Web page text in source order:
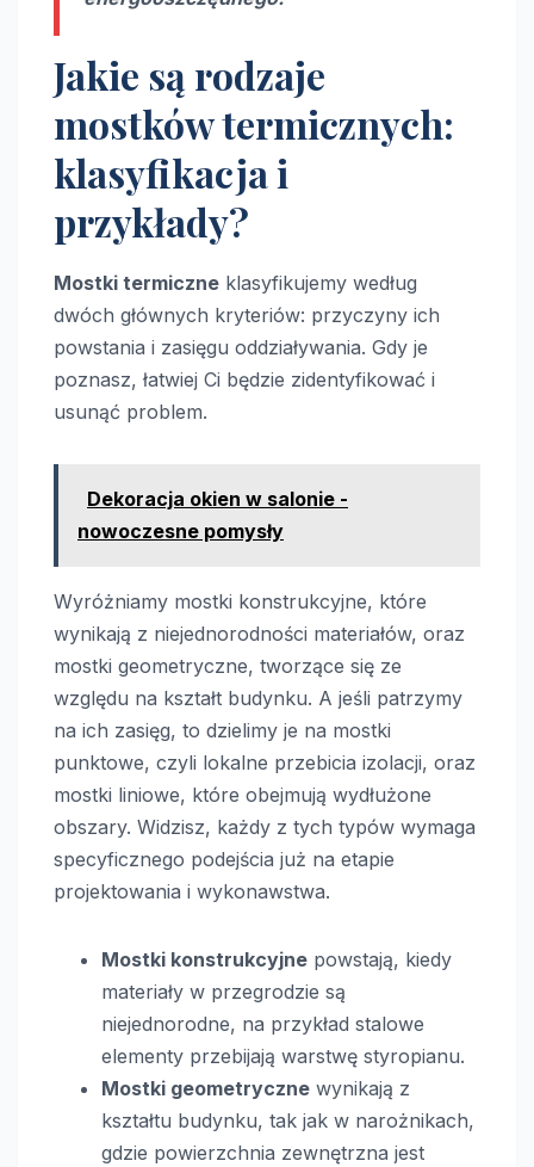
Jakie są rodzaje
mostków termicznych:
klasyfikacja i
przykłady?
Mostki termiczne klasyfikujemy według
dwóch głównych kryteriów: przyczyny ich
powstania i zasięgu oddziaływania. Gdy je
poznasz, łatwiej Ci będzie zidentyfikować i
usunąć problem.
Dekoracja okien w salonie -
nowoczesne pomysły
Wyróżniamy mostki konstrukcyjne, które
wynikają z niejednorodności materiałów, oraz
mostki geometryczne, tworzące się ze
względu na kształt budynku. A jeśli patrzymy
na ich zasięg, to dzielimy je na mostki
punktowe, czyli lokalne przebicia izolacji, oraz
mostki liniowe, które obejmują wydłużone
obszary. Widzisz, każdy z tych typów wymaga
specyficznego podejścia już na etapie
projektowania i wykonawstwa.
Mostki konstrukcyjne powstają, kiedy
materiały w przegrodzie są
niejednorodne, na przykład stalowe
elementy przebijają warstwę styropianu.
Mostki geometryczne wynikają z
kształtu budynku, tak jak w narożnikach,
gdzie powierzchnia zewnętrzna jest